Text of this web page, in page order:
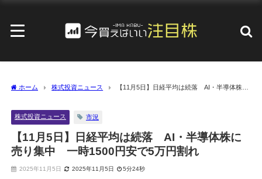
ホーム 株式投資ニュース
【11月5日】日経平均は続落 AI・半導体株に
株式投資ニュース 市況
【11月5日】日経平均は続落 AI・半導体株に
売り集中 一時1500円安で5万円割れ
2025年11月5日 2025年11月5日 5分24秒